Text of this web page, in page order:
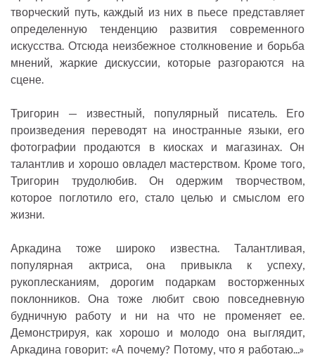
творческий путь, каждый из них в пьесе представляет
определенную тенденцию развития современного
искусства. Отсюда неизбежное столкновение и борьба
мнений, жаркие дискуссии, которые разгораются на
сцене.
Тригорин — известный, популярный писатель. Его
произведения переводят на иностранные языки, его
фотографии продаются в киосках и магазинах. Он
талантлив и хорошо овладел мастерством. Кроме того,
Тригорин трудолюбив. Он одержим творчеством,
которое поглотило его, стало целью и смыслом его
жизни.
Аркадина тоже широко известна. Талантливая,
популярная актриса, она привыкла к успеху,
рукоплесканиям, дорогим подаркам восторженных
поклонников. Она тоже любит свою повседневную
будничную работу и ни на что не променяет ее.
Демонстрируя, как хорошо и молодо она выглядит,
Аркадина говорит: «А почему? Потому, что я работаю...»